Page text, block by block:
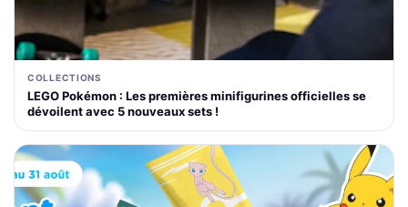
COLLECTIONS
LEGO Pokémon : Les premières minifigurines officielles se
dévoilent avec 5 nouveaux sets !